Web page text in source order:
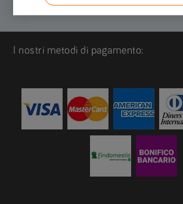
I nostri metodi di pagamento: